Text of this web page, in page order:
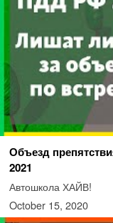
Объезд
2021
Автошкола ХАЙВ!
October 15, 2020